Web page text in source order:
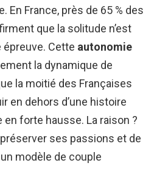
En France, près de 65 % des
que la solitude n’est
Cette autonomie
la dynamique de
la moitié des Françaises
en dehors d’une histoire
forte hausse. La raison ?
ses passions et de
modèle de couple